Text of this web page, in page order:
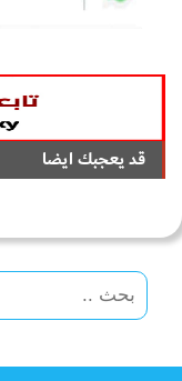
قد يعجبك ايضا